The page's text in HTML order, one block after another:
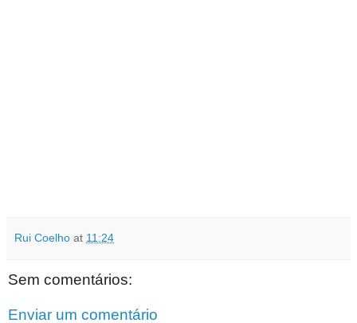
Rui Coelho at 11:24
Sem comentários:
Enviar um comentário